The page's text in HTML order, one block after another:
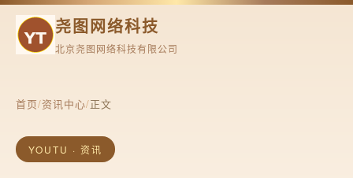
尧图网络科技
北京尧图网络科技有限公司
首页/资讯中心/正文
YOUTU · 资讯